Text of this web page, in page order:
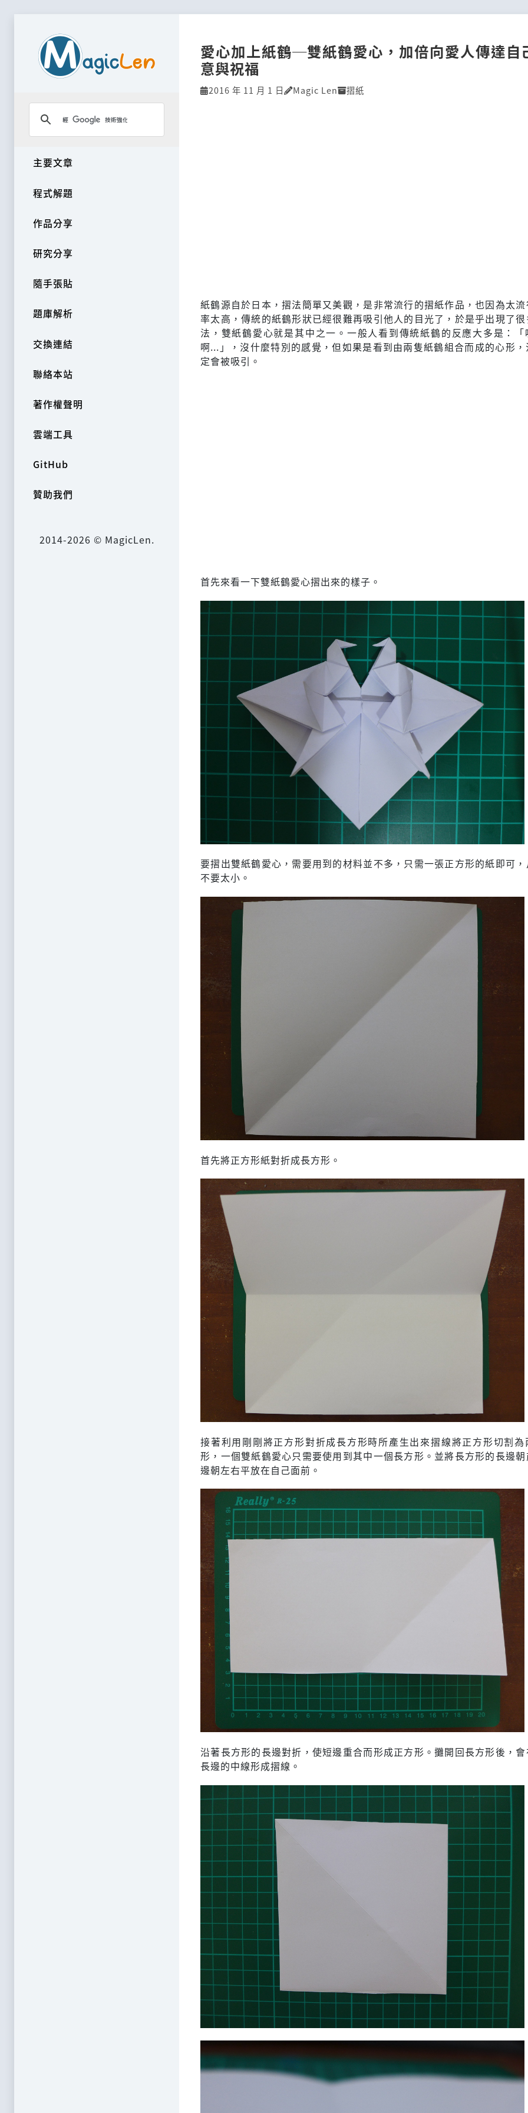
主要文章
程式解題
作品分享
研究分享
隨手張貼
題庫解析
交換連結
聯絡本站
著作權聲明
雲端工具
GitHub
贊助我們
2014-2026 © MagicLen.
愛心加上紙鶴─雙紙鶴愛心，加倍向愛人傳達自
意與祝福
2016 年 11 月 1 日 Magic Len 摺紙
紙鶴源自於日本，摺法簡單又美觀，是非常流行的摺紙作品，也因為太
率太高，傳統的紙鶴形狀已經很難再吸引他人的目光了，於是乎出現了
法，雙紙鶴愛心就是其中之一。一般人看到傳統紙鶴的反應大多是：
啊...」，沒什麼特別的感覺，但如果是看到由兩隻紙鶴組合而成的心形
定會被吸引。
首先來看一下雙紙鶴愛心摺出來的樣子。
要摺出雙紙鶴愛心，需要用到的材料並不多，只需一張正方形的紙即可
不要太小。
首先將正方形紙對折成長方形。
接著利用剛剛將正方形對折成長方形時所產生出來摺線將正方形切割為
形，一個雙紙鶴愛心只需要使用到其中一個長方形。並將長方形的長邊
邊朝左右平放在自己面前。
沿著長方形的長邊對折，使短邊重合而形成正方形。攤開回長方形後，
長邊的中線形成摺線。